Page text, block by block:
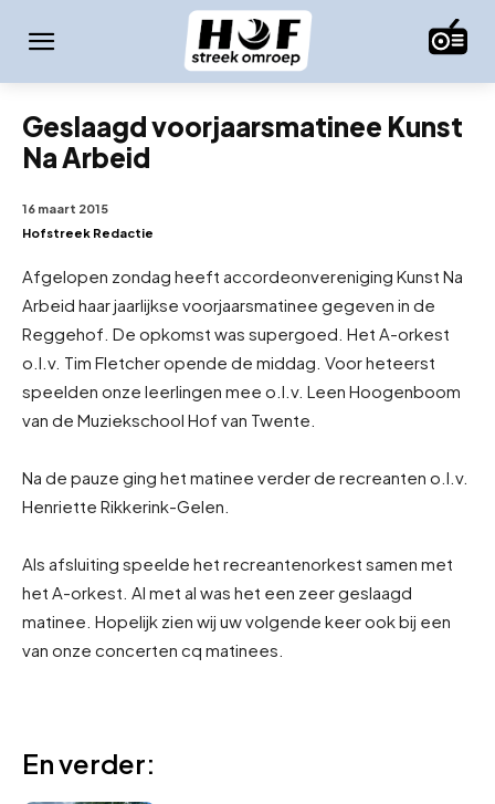
Geslaagd voorjaarsmatinee Kunst
Na Arbeid
16 maart 2015
Hofstreek Redactie
Afgelopen zondag heeft accordeonvereniging Kunst Na
Arbeid haar jaarlijkse voorjaarsmatinee gegeven in de
Reggehof. De opkomst was supergoed. Het A-orkest
o.l.v. Tim Fletcher opende de middag. Voor heteerst
speelden onze leerlingen mee o.l.v. Leen Hoogenboom
van de Muziekschool Hof van Twente.
Na de pauze ging het matinee verder de recreanten o.l.v.
Henriette Rikkerink-Gelen.
Als afsluiting speelde het recreantenorkest samen met
het A-orkest. Al met al was het een zeer geslaagd
matinee. Hopelijk zien wij uw volgende keer ook bij een
van onze concerten cq matinees.
En verder: